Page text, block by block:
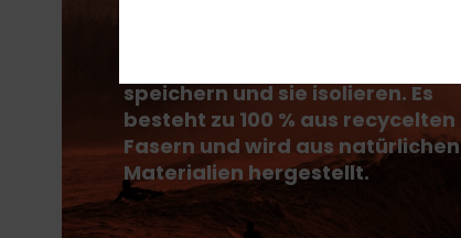
speichern und sie isolieren. Es
besteht zu 100 % aus recycelten
Fasern und wird aus natürlichen
Materialien hergestellt.